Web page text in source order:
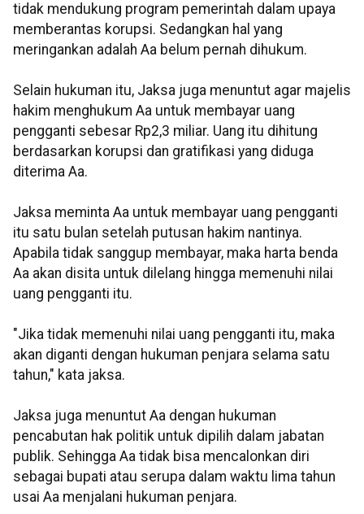
tidak mendukung program pemerintah dalam upaya
memberantas korupsi. Sedangkan hal yang
meringankan adalah Aa belum pernah dihukum.
Selain hukuman itu, Jaksa juga menuntut agar majelis
hakim menghukum Aa untuk membayar uang
pengganti sebesar Rp2,3 miliar. Uang itu dihitung
berdasarkan korupsi dan gratifikasi yang diduga
diterima Aa.
Jaksa meminta Aa untuk membayar uang pengganti
itu satu bulan setelah putusan hakim nantinya.
Apabila tidak sanggup membayar, maka harta benda
Aa akan disita untuk dilelang hingga memenuhi nilai
uang pengganti itu.
"Jika tidak memenuhi nilai uang pengganti itu, maka
akan diganti dengan hukuman penjara selama satu
tahun," kata jaksa.
Jaksa juga menuntut Aa dengan hukuman
pencabutan hak politik untuk dipilih dalam jabatan
publik. Sehingga Aa tidak bisa mencalonkan diri
sebagai bupati atau serupa dalam waktu lima tahun
usai Aa menjalani hukuman penjara.